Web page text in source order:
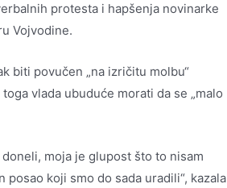
protesta i hapšenja novinarke
Vojvodine.
biti povučen „na izričitu molbu“
vlada ubuduće morati da se „malo
moja je glupost što to nisam
koji smo do sada uradili“, kazala